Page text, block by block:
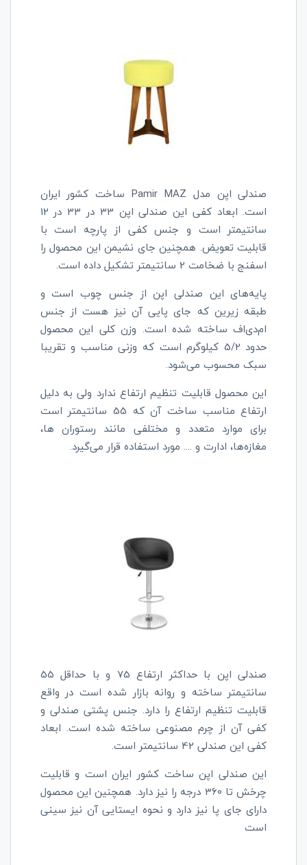
صندلی اپن مدل Pamir MAZ ساخت کشور ایران
است. ابعاد کفی این صندلی اپن 33 در 33 در 12
سانتیمتر است و جنس کفی از پارچه است با
قابلیت تعویض. همچنین جای نشیمن این محصول را
اسفنج با ضخامت 2 سانتیمتر تشکیل داده است.
پایه‌های این صندلی اپن از جنس چوب است و
طبقه زیرین که جای پایی آن نیز هست از جنس
ام‌دی‌اف ساخته شده است. وزن کلی این محصول
حدود 5/2 کیلوگرم است که وزنی مناسب و تقریبا
سبک محسوب می‌شود.
این محصول قابلیت تنظیم ارتفاع ندارد ولی به دلیل
ارتفاع مناسب ساخت آن که 55 سانتیمتر است
برای موارد متعدد و مختلفی مانند رستوران ها،
مغازه‌ها، ادارت و .... مورد استفاده قرار می‌گیرد.
صندلی اپن با حداکثر ارتفاع 75 و با حداقل 55
سانتیمتر ساخته و روانه بازار شده است در واقع
قابلیت تنظیم ارتفاع را دارد. جنس پشتی صندلی و
کفی آن از چرم مصنوعی ساخته شده است. ابعاد
کفی این صندلی 42 سانتیمتر است.
این صندلی اپن ساخت کشور ایران است و قابلیت
چرخش تا 360 درجه را نیز دارد. همچنین این محصول
دارای جای پا نیز دارد و نحوه ایستایی آن نیز سینی
است